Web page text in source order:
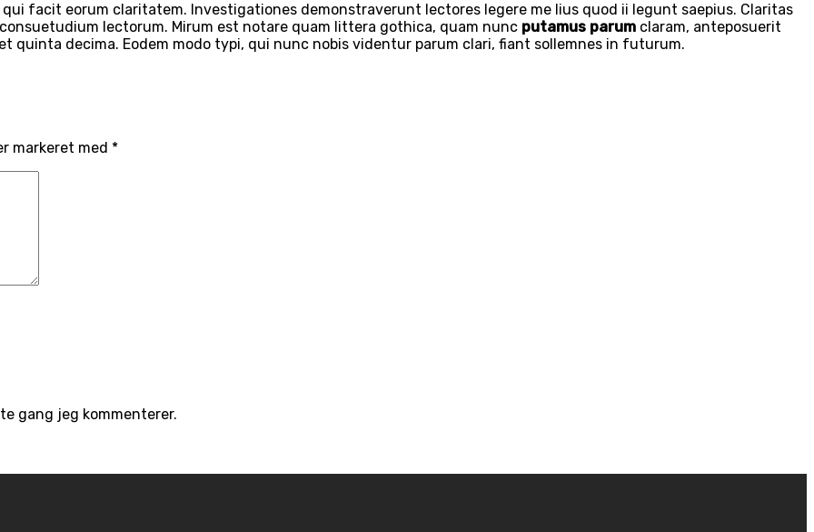
facit eorum claritatem. Investigationes demonstraverunt lectores legere me lius quod ii legunt saepius. Claritas
lectorum. Mirum est notare quam littera gothica, quam nunc putamus parum claram, anteposuerit
quinta decima. Eodem modo typi, qui nunc nobis videntur parum clari, fiant sollemnes in futurum.
markeret med *
gang jeg kommenterer.